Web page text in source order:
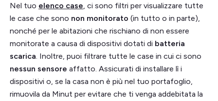
Nel tuo elenco case, ci sono filtri per visualizzare tutte
le case che sono non monitorato (in tutto o in parte),
nonché per le abitazioni che rischiano di non essere
monitorate a causa di dispositivi dotati di batteria
scarica. Inoltre, puoi filtrare tutte le case in cui ci sono
nessun sensore affatto. Assicurati di installare lì i
dispositivi o, se la casa non è più nel tuo portafoglio,
rimuovila da Minut per evitare che ti venga addebitata la